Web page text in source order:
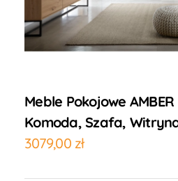
Meble Pokojowe
Komoda, Szafa,
3079,00 zł